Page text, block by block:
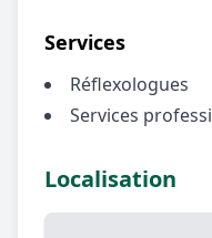
Services
Réflexologues
Services
Localisation